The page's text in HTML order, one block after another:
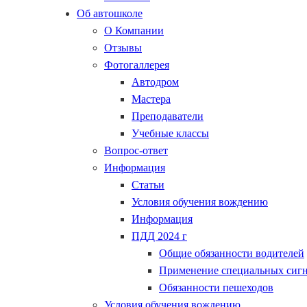
Об автошколе
О Компании
Отзывы
Фотогаллерея
Автодром
Мастера
Преподаватели
Учебные классы
Вопрос-ответ
Информация
Статьи
Условия обучения вождению
Информация
ПДД 2024 г
Общие обязанности водителей
Применение специальных
Обязанности пешеходов
Условия обучения вождению